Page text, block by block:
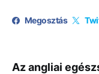
Megosztás
Az angliai